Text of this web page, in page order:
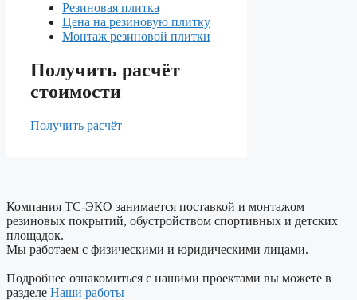
Резиновая плитка
Цена на резиновую плитку
Монтаж резиновой плитки
Получить расчёт
стоимости
Получить расчёт
Компания ТС-ЭКО занимается поставкой и монтажом
резиновых покрытий, обустройством спортивных и детских
площадок.
Мы работаем с физическими и юридическими лицами.
Подробнее ознакомиться с нашими проектами вы можете в
разделе Наши работы